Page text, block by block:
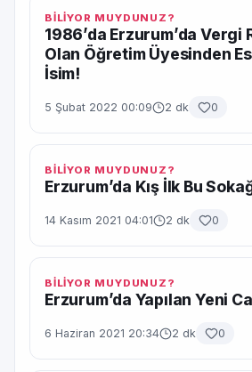
BİLİYOR MUYDUNUZ?
1986’da Erzurum’da Vergi
Olan Öğretim Üyesinden
İsim!
5 Şubat 2022 00:09 2 dk 0
BİLİYOR MUYDUNUZ?
Erzurum’da Kış İlk Bu
14 Kasım 2021 04:01 2 dk 0
BİLİYOR MUYDUNUZ?
Erzurum’da Yapılan Yeni
6 Haziran 2021 20:34 2 dk 0